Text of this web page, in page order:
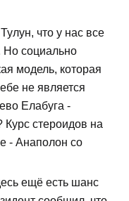
что у нас все
Но социально
модель, которая
не является
Елабуга -
стероидов на
- Анаполон со
ещё есть шанс